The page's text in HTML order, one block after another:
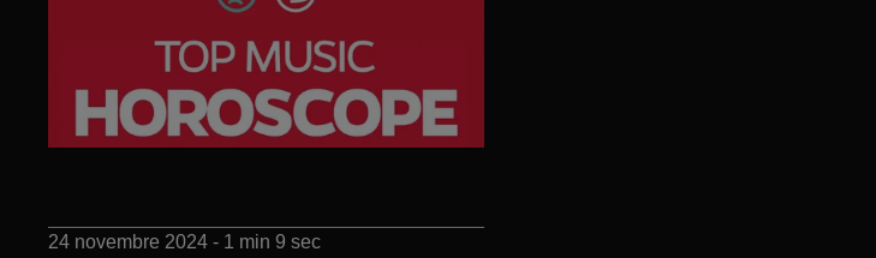
24 novembre 2024 - 1 min 9 sec